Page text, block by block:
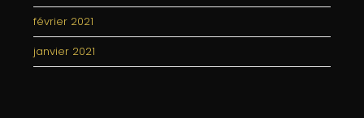
février 2021
janvier 2021